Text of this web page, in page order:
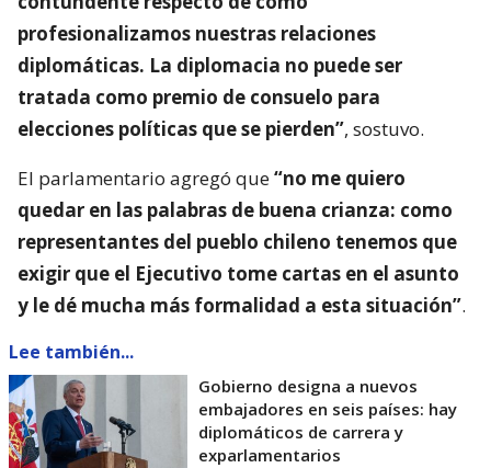
profesionalizamos nuestras relaciones
diplomáticas. La diplomacia no puede ser
tratada como premio de consuelo para
elecciones políticas que se pierden”, sostuvo.
El parlamentario agregó que“no me quiero
quedar en las palabras de buena crianza: como
representantes del pueblo chileno tenemos que
exigir que el Ejecutivo tome cartas en el asunto
y le dé mucha más formalidad a esta situación”.
Lee también...
Gobierno designa a nuevos
embajadores en seis países: hay
diplomáticos de carrera y
exparlamentarios